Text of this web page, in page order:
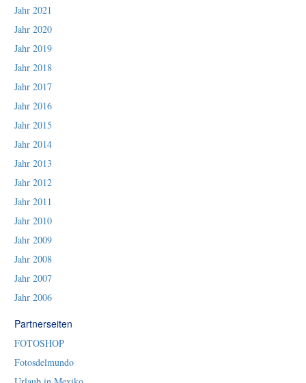
Jahr 2021
Jahr 2020
Jahr 2019
Jahr 2018
Jahr 2017
Jahr 2016
Jahr 2015
Jahr 2014
Jahr 2013
Jahr 2012
Jahr 2011
Jahr 2010
Jahr 2009
Jahr 2008
Jahr 2007
Jahr 2006
Partnerseiten
FOTOSHOP
Fotosdelmundo